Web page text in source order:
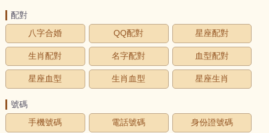
配對
八字合婚
QQ配對 星座配對
生肖配對 名字配對 血型配對
星座血型 生肖血型 星座生肖
號碼
手機號碼
電話號碼 身份證號碼